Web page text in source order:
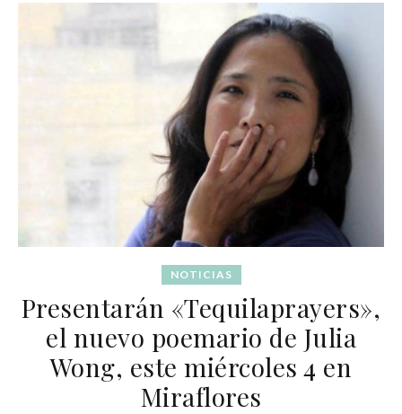
NOTICIAS
Presentarán «Tequilaprayers»,
el nuevo poemario de Julia
Wong, este miércoles 4 en
Miraflores